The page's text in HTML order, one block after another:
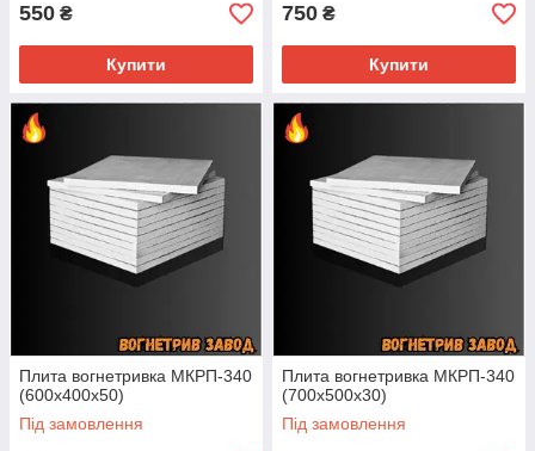
550 ₴
Купити
750 ₴
Купити
Плита вогнетривка МКРП-340
(600х400х50)
Під замовлення
Плита вогнетривка МКРП-340
(700х500х30)
Під замовлення